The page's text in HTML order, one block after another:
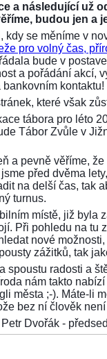
a následující už
budou jen a
se měníme v
pro volný čas,
bude v
a pořádání akcí,
kontaktu!
které však
tábora pro léto
Tábor Zvůle v
a pevně věříme,
před dvěma
na delší čas, tak
turnus.
místě, již byla
Při pohledu na tu
nové
zážitků, tak
spoustu radosti a
nám takto
města ;-). Máte-li
bez ní člověk
Dvořák -